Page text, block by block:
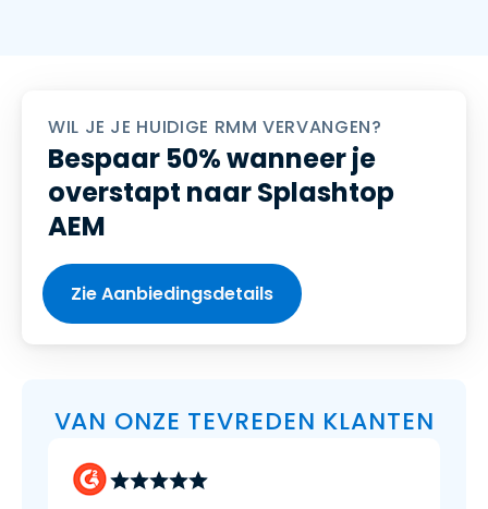
WIL JE JE HUIDIGE RMM VERVANGEN?
Bespaar 50% wanneer je
overstapt naar Splashtop
AEM
Zie Aanbiedingsdetails
VAN ONZE TEVREDEN KLANTEN